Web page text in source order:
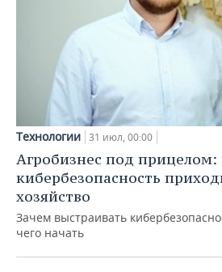
Технологии 31 июл, 00:00
Агробизнес под прицелом:
кибербезопасность
хозяйство
Зачем выстраивать
чего начать